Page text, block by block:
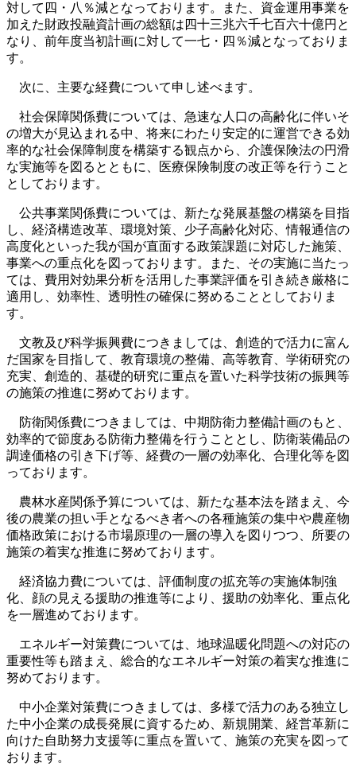
対して四・八％減となっております。また、資金運用事業を
加えた財政投融資計画の総額は四十三兆六千七百六十億円と
なり、前年度当初計画に対して一七・四％減となっておりま
す。
次に、主要な経費について申し述べます。
社会保障関係費については、急速な人口の高齢化に伴いそ
の増大が見込まれる中、将来にわたり安定的に運営できる効
率的な社会保障制度を構築する観点から、介護保険法の円滑
な実施等を図るとともに、医療保険制度の改正等を行うこと
としております。
公共事業関係費については、新たな発展基盤の構築を目指
し、経済構造改革、環境対策、少子高齢化対応、情報通信の
高度化といった我が国が直面する政策課題に対応した施策、
事業への重点化を図っております。また、その実施に当たっ
ては、費用対効果分析を活用した事業評価を引き続き厳格に
適用し、効率性、透明性の確保に努めることとしておりま
す。
文教及び科学振興費につきましては、創造的で活力に富ん
だ国家を目指して、教育環境の整備、高等教育、学術研究の
充実、創造的、基礎的研究に重点を置いた科学技術の振興等
の施策の推進に努めております。
防衛関係費につきましては、中期防衛力整備計画のもと、
効率的で節度ある防衛力整備を行うこととし、防衛装備品の
調達価格の引き下げ等、経費の一層の効率化、合理化等を図
っております。
農林水産関係予算については、新たな基本法を踏まえ、今
後の農業の担い手となるべき者への各種施策の集中や農産物
価格政策における市場原理の一層の導入を図りつつ、所要の
施策の着実な推進に努めております。
経済協力費については、評価制度の拡充等の実施体制強
化、顔の見える援助の推進等により、援助の効率化、重点化
を一層進めております。
エネルギー対策費については、地球温暖化問題への対応の
重要性等も踏まえ、総合的なエネルギー対策の着実な推進に
努めております。
中小企業対策費につきましては、多様で活力のある独立し
た中小企業の成長発展に資するため、新規開業、経営革新に
向けた自助努力支援等に重点を置いて、施策の充実を図って
おります。